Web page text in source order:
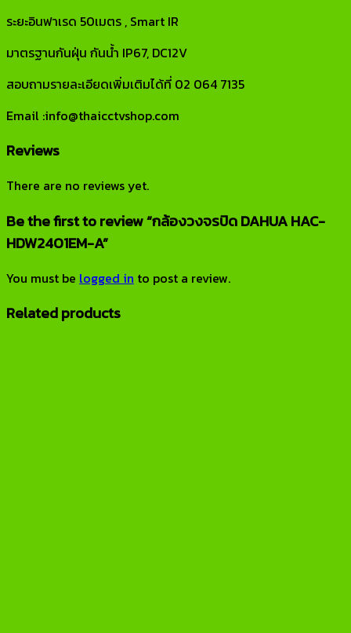
ระยะอินฟาเรด 50เมตร , Smart IR
มาตรฐานกันฝุ่น กันน้ำ IP67, DC12V
สอบถามรายละเอียดเพิ่มเติมได้ที่ 02 064 7135
Email :info@thaicctvshop.com
Reviews
There are no reviews yet.
Be the first to review “กล้องวงจรปิด DAHUA HAC-
HDW2401EM-A”
You must be logged in to post a review.
Related products